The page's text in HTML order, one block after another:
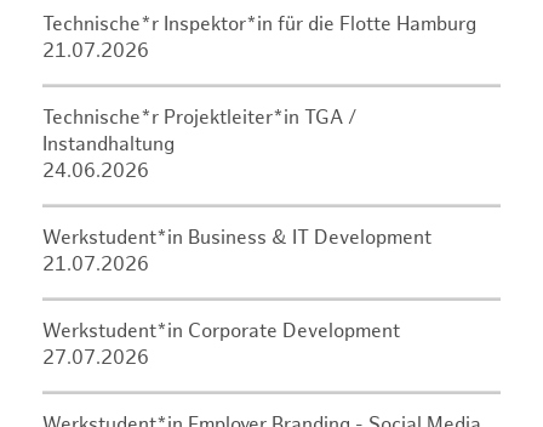
Technische*r Inspektor*in für die Flotte Hamburg
21.07.2026
Technische*r Projektleiter*in TGA /
Instandhaltung
24.06.2026
Werkstudent*in Business & IT Development
21.07.2026
Werkstudent*in Corporate Development
27.07.2026